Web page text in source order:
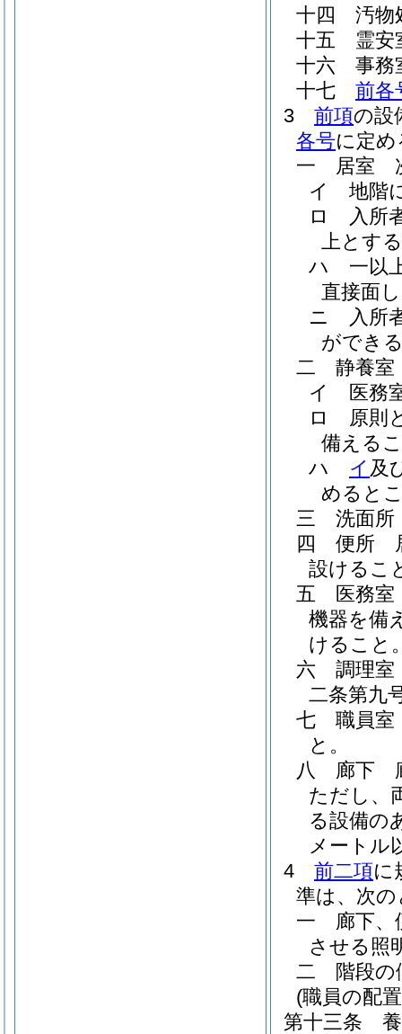
十四
汚物
十五
霊安
十六
事務
十七
前各
3
前項の設
各号に定
一
居室
イ
地階
ロ
入所
上とす
ハ
一以
直接面
ニ
入所
ができ
二
静養
イ
医務
ロ
原則
備える
ハ
イ 及
めると
三
洗面
四
便所
設けるこ
五
医務
機器を備
けること
六
調理
二条第九
七
職員
と。
八
廊下
ただし、
る設備の
メートル
4
前二項に
準は、次
一
廊下
させる照
二
階段
(職員の配
第十三条